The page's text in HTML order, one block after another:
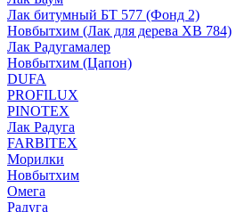
Лак битумный БТ 577 (Фонд 2)
Новбытхим (Лак для дерева ХВ 784)
Лак Радугамалер
Новбытхим (Цапон)
DUFA
PROFILUX
PINOTEX
Лак Радуга
FARBITEX
Морилки
Новбытхим
Омега
Радуга